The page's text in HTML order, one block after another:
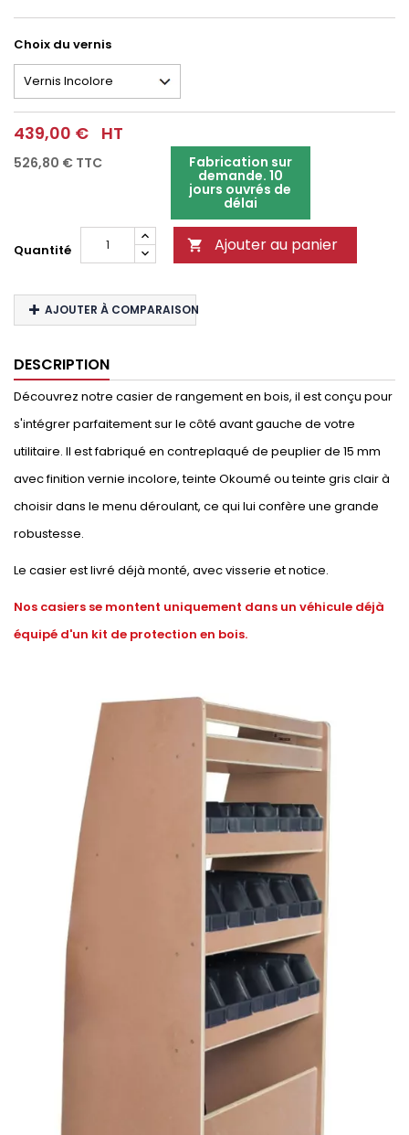
Choix du vernis
439,00 € HT
526,80 € TTC Fabrication sur
demande. 10
jours ouvrés de
délai
Quantité  Ajouter au panier
AJOUTER À COMPARAISON
DESCRIPTION
Découvrez notre casier de rangement en bois, il est conçu pour
s'intégrer parfaitement sur le côté avant gauche de votre
utilitaire. Il est fabriqué en contreplaqué de peuplier de 15 mm
avec finition vernie incolore, teinte Okoumé ou teinte gris clair à
choisir dans le menu déroulant, ce qui lui confère une grande
robustesse.
Le casier est livré déjà monté, avec visserie et notice.
Nos casiers se montent uniquement dans un véhicule déjà
équipé d'un kit de protection en bois.